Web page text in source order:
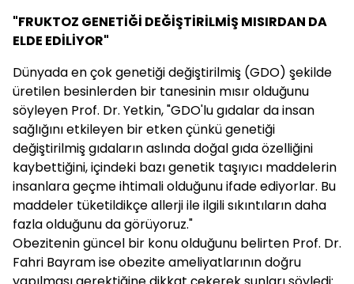
"FRUKTOZ GENETİĞİ DEĞİŞTİRİLMİŞ MISIRDAN DA
ELDE EDİLİYOR"
Dünyada en çok genetiği değiştirilmiş (GDO) şekilde
üretilen besinlerden bir tanesinin mısır olduğunu
söyleyen Prof. Dr. Yetkin, "GDO'lu gıdalar da insan
sağlığını etkileyen bir etken çünkü genetiği
değiştirilmiş gıdaların aslında doğal gıda özelliğini
kaybettiğini, içindeki bazı genetik taşıyıcı maddelerin
insanlara geçme ihtimali olduğunu ifade ediyorlar. Bu
maddeler tüketildikçe allerji ile ilgili sıkıntıların daha
fazla olduğunu da görüyoruz."
Obezitenin güncel bir konu olduğunu belirten Prof. Dr.
Fahri Bayram ise obezite ameliyatlarının doğru